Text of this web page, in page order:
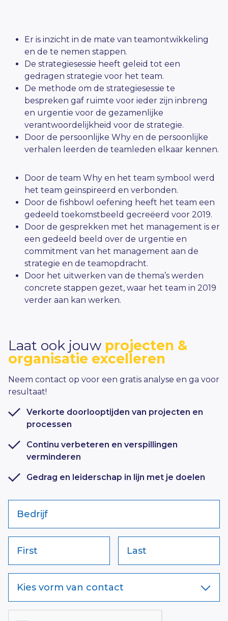
Er is inzicht in de mate van teamontwikkeling
en de te nemen stappen.
De strategiesessie heeft geleid tot een
gedragen strategie voor het team.
De methode om de strategiesessie te
bespreken gaf ruimte voor ieder zijn inbreng
en urgentie voor de gezamenlijke
verantwoordelijkheid voor de strategie.
Door de persoonlijke Why en de persoonlijke
verhalen leerden de teamleden elkaar kennen.
Door de team Why en het team symbool werd
het team geïnspireerd en verbonden.
Door de fishbowl oefening heeft het team een
gedeeld toekomstbeeld gecreëerd voor 2019.
Door de gesprekken met het management is er
een gedeeld beeld over de urgentie en
commitment van het management aan de
strategie en de teamopdracht.
Door het uitwerken van de thema’s werden
concrete stappen gezet, waar het team in 2019
verder aan kan werken.
Laat ook jouw projecten &
organisatie excelleren
Neem contact op voor een gratis analyse en ga voor
resultaat!
Verkorte doorlooptijden van projecten en
processen
Continu verbeteren en verspillingen
verminderen
Gedrag en leiderschap in lijn met je doelen
Bedrijf
First Last
Kies vorm van contact